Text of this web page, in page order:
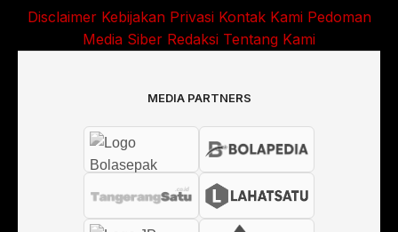
Disclaimer Kebijakan Privasi Kontak Kami Pedoman
Media Siber Redaksi Tentang Kami
MEDIA PARTNERS